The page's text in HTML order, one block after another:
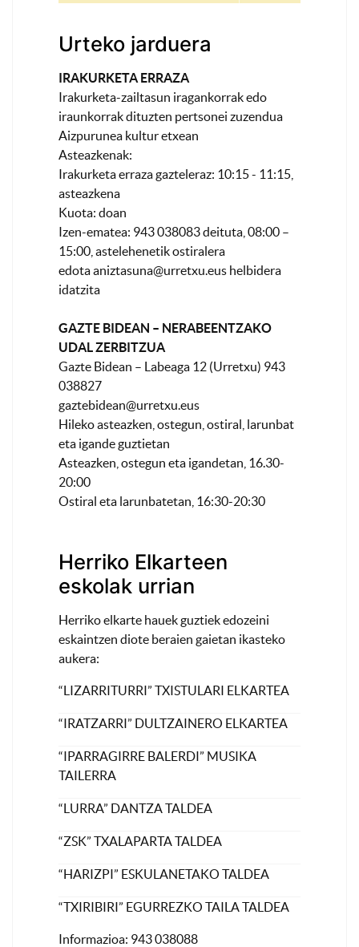
Urteko jarduera
IRAKURKETA ERRAZA
Irakurketa-zailtasun iragankorrak edo
iraunkorrak dituzten pertsonei zuzendua
Aizpurunea kultur etxean
Asteazkenak:
Irakurketa erraza gazteleraz: 10:15 - 11:15,
asteazkena
Kuota: doan
Izen-ematea: 943 038083 deituta, 08:00 –
15:00, astelehenetik ostiralera
edotaaniztasuna@urretxu.eus helbidera
idatzita
GAZTE BIDEAN – NERABEENTZAKO
UDAL ZERBITZUA
Gazte Bidean – Labeaga 12 (Urretxu) 943
038827
gaztebidean@urretxu.eus
Hileko asteazken, ostegun, ostiral, larunbat
eta igande guztietan
Asteazken, ostegun eta igandetan, 16.30-
20:00
Ostiral eta larunbatetan, 16:30-20:30
Herriko Elkarteen
eskolak urrian
Herriko elkarte hauek guztiek edozeini
eskaintzen diote beraien gaietan ikasteko
aukera:
“LIZARRITURRI” TXISTULARI ELKARTEA
“IRATZARRI” DULTZAINERO ELKARTEA
“IPARRAGIRRE BALERDI” MUSIKA
TAILERRA
“LURRA” DANTZA TALDEA
“ZSK” TXALAPARTA TALDEA
“HARIZPI” ESKULANETAKO TALDEA
“TXIRIBIRI” EGURREZKO TAILA TALDEA
Informazioa: 943 038088